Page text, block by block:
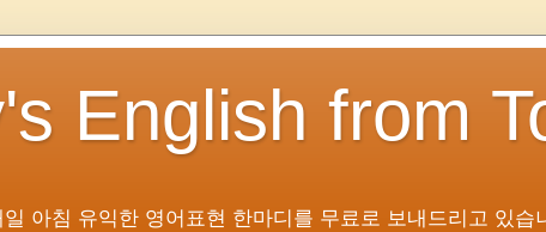
English from
아침 유익한 영어표현 한마디를 무료로 보내드리고 있습